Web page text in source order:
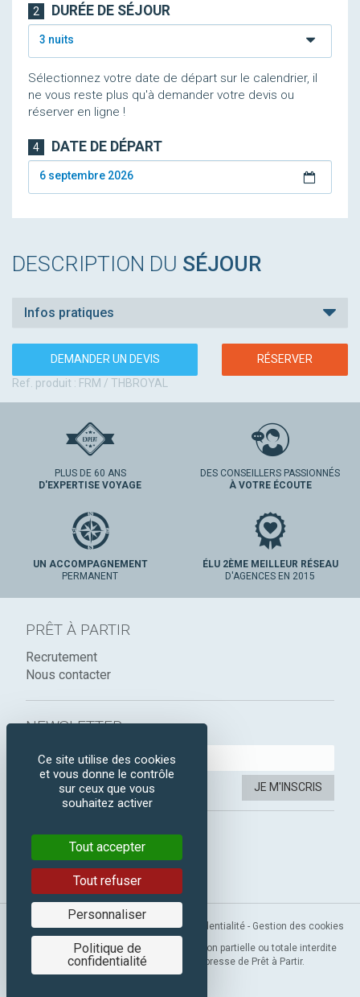
2 DURÉE DE SÉJOUR
3 nuits
Sélectionnez votre date de départ sur le calendrier, il
ne vous reste plus qu'à demander votre devis ou
réserver en ligne !
4 DATE DE DÉPART
6 septembre 2026
DESCRIPTION DU SÉJOUR
Infos pratiques
DEMANDER UN DEVIS
RÉSERVER
Ref. produit : FRM / THBROYAL
PLUS DE 60 ANS
D'EXPERTISE VOYAGE
DES CONSEILLERS PASSIONNÉS
À VOTRE ÉCOUTE
UN ACCOMPAGNEMENT
PERMANENT
ÉLU 2ÈME MEILLEUR RÉSEAU
D'AGENCES EN 2015
PRÊT À PARTIR
Recrutement
Nous contacter
NEWSLETTER :
JE M'INSCRIS
SUIVEZ-NOUS :
Facebook
Instagram
Mentions légales-CGV-Politique de confidentialité - Gestion des cookies
Copyright 2019 © Prêt à Partir. Reproduction partielle ou totale interdite
sans l’autorisation préalable et expresse de Prêt à Partir.
Ce site utilise des cookies
et vous donne le contrôle
sur ceux que vous
souhaitez activer
Tout accepter
Tout refuser
Personnaliser
Politique de
confidentialité